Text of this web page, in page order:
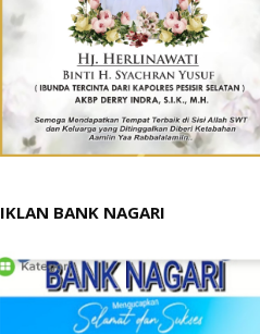
IKLAN BANK NAGARI